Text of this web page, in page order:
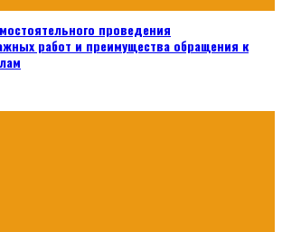
проведения
работ и преимущества обращения к